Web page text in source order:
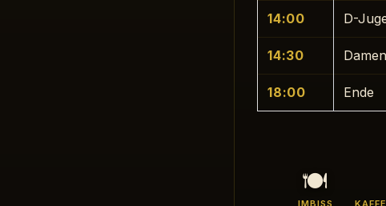
14:00 D-
14:30
18:00 Ende
🍽
IMBISS